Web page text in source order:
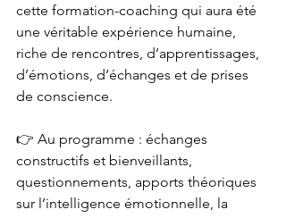
cette formation-coaching qui aura été
une véritable expérience humaine,
riche de rencontres, d’apprentissages,
d’émotions, d’échanges et de prises
de conscience.
👉 Au programme : échanges
constructifs et bienveillants,
questionnements, apports théoriques
sur l’intelligence émotionnelle, la